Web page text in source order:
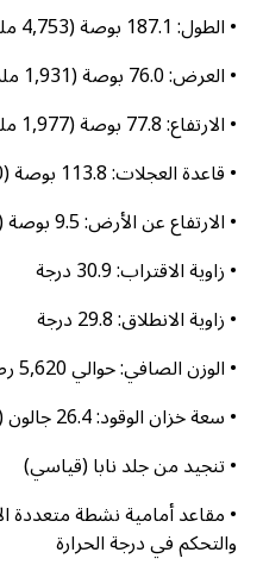
• الطول: 187.1 بوصة (4,753 ملم)
• العرض: 76.0 بوصة (1,931 ملم) بدون المرايا
• الارتفاع: 77.8 بوصة (1,977 ملم)
• قاعدة العجلات: 113.8 بوصة (2,890 ملم)
• الارتفاع عن الأرض: 9.5 بوصة (241 ملم)
• زاوية الاقتراب: 30.9 درجة
• زاوية الانطلاق: 29.8 درجة
• الوزن الصافي: حوالي 5,620 رطل (2,550 كجم)
• سعة خزان الوقود: 26.4 جالون (100 لتر)
• تنجيد من جلد نابا (قياسي)
• مقاعد أمامية نشطة متعددة
والتحكم في درجة الحرارة